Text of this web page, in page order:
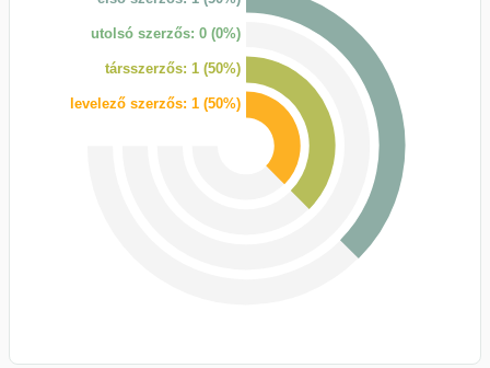
utolsó szerzős: 0 (0%)
társszerzős: 1 (50%)
levelező szerzős: 1 (50%)